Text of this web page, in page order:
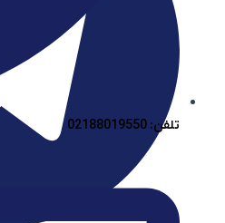
تلفن: 02188019550